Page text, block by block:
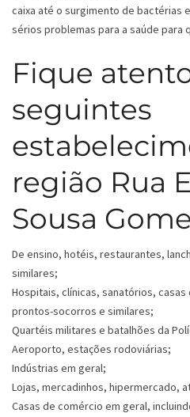
caixa até o surgimento de bactérias
sérios problemas para a saúde para
Fique
seguintes
região Rua
Sousa
De ensino, hotéis, restaurantes,
similares;
Hospitais, clínicas, sanatórios,
prontos-socorros e similares;
Quartéis militares e batalhões da
Aeroporto, estações rodoviárias;
Indústrias em geral;
Lojas, mercadinhos, hipermercado,
Casas de comércio em geral,